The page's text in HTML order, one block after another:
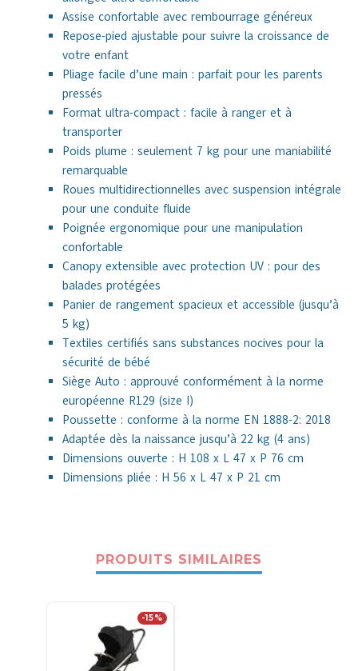
Assise confortable avec rembourrage généreux
Repose-pied ajustable pour suivre la croissance de
votre enfant
Pliage facile d’une main : parfait pour les parents
pressés
Format ultra-compact : facile à ranger et à
transporter
Poids plume : seulement 7 kg pour une maniabilité
remarquable
Roues multidirectionnelles avec suspension intégrale
pour une conduite fluide
Poignée ergonomique pour une manipulation
confortable
Canopy extensible avec protection UV : pour des
balades protégées
Panier de rangement spacieux et accessible (jusqu’à
5 kg)
Textiles certifiés sans substances nocives pour la
sécurité de bébé
Siège Auto : approuvé conformément à la norme
européenne R129 (size I)
Poussette : conforme à la norme EN 1888-2: 2018
Adaptée dès la naissance jusqu’à 22 kg (4 ans)
Dimensions ouverte : H 108 x L 47 x P 76 cm
Dimensions pliée : H 56 x L 47 x P 21 cm
PRODUITS SIMILAIRES
-15%